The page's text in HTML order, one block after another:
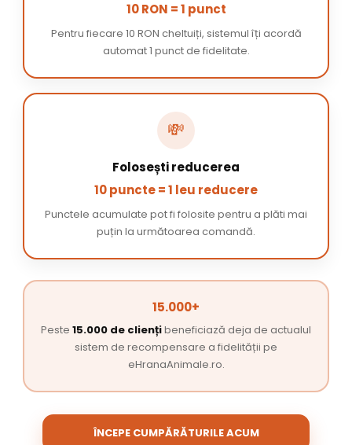
10 RON = 1 punct
Pentru fiecare 10 RON cheltuiți, sistemul îți acordă
automat 1 punct de fidelitate.
💸
Folosești reducerea
10 puncte = 1 leu reducere
Punctele acumulate pot fi folosite pentru a plăti mai
puțin la următoarea comandă.
15.000+
Peste 15.000 de cliențibeneficiază deja de actualul
sistem de recompensare a fidelității pe
eHranaAnimale.ro.
ÎNCEPE CUMPĂRĂTURILE ACUM